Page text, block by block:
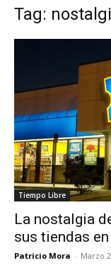
Tag:
Tiempo Libre
La nostalgia
sus tiendas
Patricio Mora - Marzo